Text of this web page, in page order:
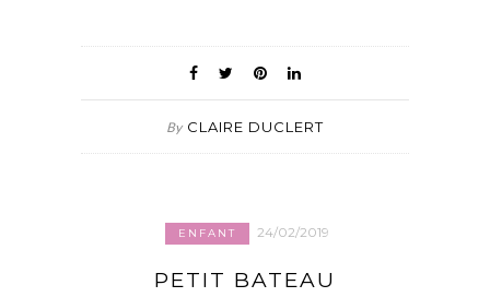
By CLAIRE DUCLERT
ENFANT 24/02/2019
PETIT BATEAU